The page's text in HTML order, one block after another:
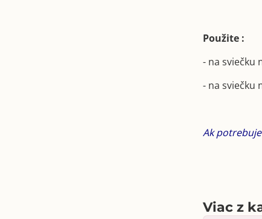
Použite :
- na sviečku
- na sviečku
Ak
Viac z